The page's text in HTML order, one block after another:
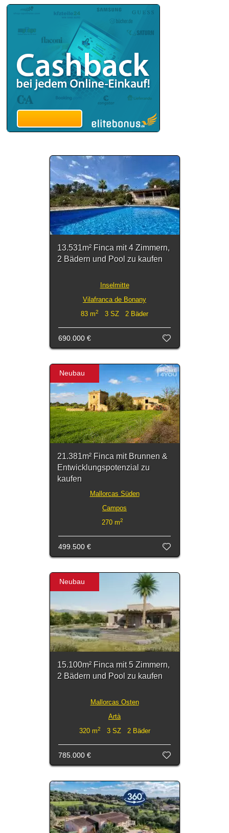
13.531m² Finca mit 4 Zimmern,
2 Bädern und Pool zu kaufen
Inselmitte
Vilafranca de Bonany
83 m2 3 SZ 2 Bäder
690.000 €
Neubau
21.381m² Finca mit Brunnen &
Entwicklungspotenzial zu
kaufen
Mallorcas Süden
Campos
270 m2
499.500 €
Neubau
15.100m² Finca mit 5 Zimmern,
2 Bädern und Pool zu kaufen
Mallorcas Osten
Artà
320 m2 3 SZ 2 Bäder
785.000 €